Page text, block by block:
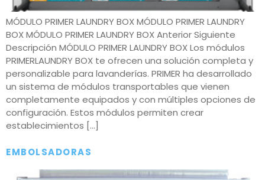
MÓDULO PRIMER LAUNDRY BOX MÓDULO PRIMER LAUNDRY
BOX MÓDULO PRIMER LAUNDRY BOX Anterior Siguiente
Descripción MÓDULO PRIMER LAUNDRY BOX Los módulos
PRIMERLAUNDRY BOX te ofrecen una solución completa y
personalizable para lavanderías. PRIMER ha desarrollado
un sistema de módulos transportables que vienen
completamente equipados y con múltiples opciones de
configuración. Estos módulos permiten crear
establecimientos […]
EMBOLSADORAS